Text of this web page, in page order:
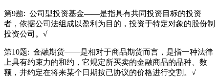
第9题: 公司型投资基金——是指具有共同投资目标的投资
者，依据公司法组成以盈利为目的，投资于特定对象的股份制
投资公司。√
第10题: 金融期货——是相对于商品期货而言，是指一种法律
上具有约束力的和约，它规定所买卖的金融商品的品种、数
额，井约定在将来某个日期按已协议的价格进行交割。√